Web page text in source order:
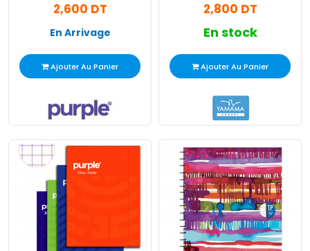
2,600 DT
En Arrivage
Ajouter Au Panier
2,800 DT
En stock
Ajouter Au Panier